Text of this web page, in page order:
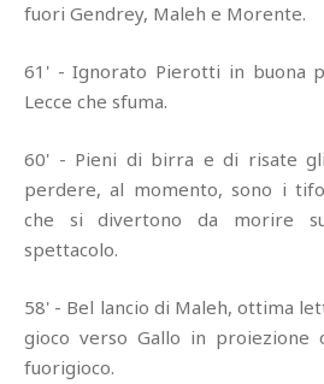
fuori Gendrey, Maleh e Morente.
61' - Ignorato Pierotti in buona
Lecce che sfuma.
60' - Pieni di birra e di risate
perdere, al momento, sono i
che si divertono da morire
spettacolo.
58' - Bel lancio di Maleh, ottima
gioco verso Gallo in proiezione
fuorigioco.